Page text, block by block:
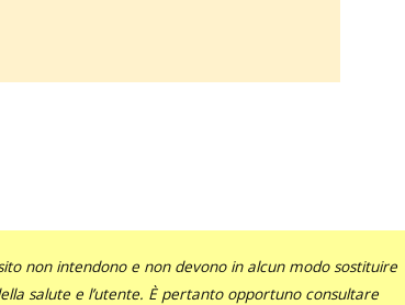
non intendono e non devono in alcun modo sostituire
salute e l’utente. È pertanto opportuno consultare